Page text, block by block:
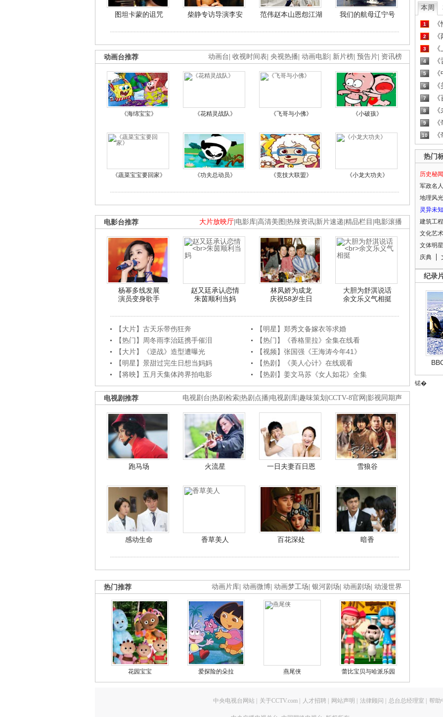
图坦卡蒙的诅咒 柴静专访导演李安 范伟赵本山恩怨江湖 我们的航母辽宁号
动画台 收视时间表 央视热播 动画电影 新片榜 预告片 资讯榜
动画台推荐
《海绵宝宝》 《花精灵战队》 《飞哥与小佛》 《小破孩》
《蔬菜宝宝要回家》 《功夫总动员》 《竞技大联盟》 《小龙大功夫》
大片放映厅 电影库 高清美图 热辣资讯 新片速递 精品栏目 电影滚播
电影台推荐
杨幂多线发展
演员变身歌手
赵又廷承认恋情
朱茵顺利当妈
林凤娇为成龙
庆祝58岁生日
大胆为舒淇说话
余文乐义气相挺
【大片】古天乐带伤狂奔
【明星】郑秀文备嫁衣等求婚
【热门】周冬雨李治廷携手催泪
【热门】《香格里拉》全集在线看
【大片】《逆战》造型遭曝光
【视频】张国强《王海涛今年41》
【明星】景甜过完生日想当妈妈
【热剧】《美人心计》在线观看
【将映】五月天集体跨界拍电影
【热剧】姜文马苏《女人如花》全集
电视剧台 热剧检索 热剧点播 电视剧库 趣味策划 CCTV-8官网 影视同期声
电视剧推荐
跑马场 火流星 一日夫妻百日恩 雪狼谷
感动生命 香草美人 百花深处 暗香
动画片库 动画微博 动画梦工场 银河剧场 动画剧场 动漫世界
热门推荐
花园宝宝 爱探险的朵拉 燕尾侠 蕾比宝贝与哈派乐园
本周
1
2
3
4
5
6
7
8
9
10
热门
历史秘闻
军政名人
地理风光
灵异未知
建筑工程
文化艺术
文体明星
庆典
纪录
锘�
中央电视台网站 关于CCTV.com 人才招聘 网站声明 法律顾问 总台总经理室 帮助